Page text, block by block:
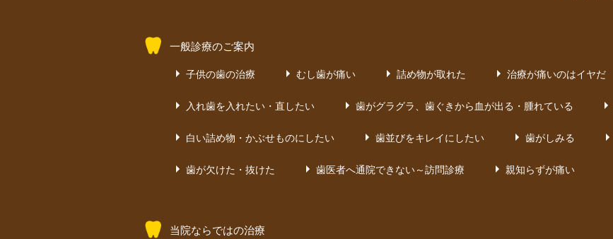
一般診療のご案内
子供の歯の治療 むし歯が痛い 詰め物が取れた 治療が痛いのはイヤだ
入れ歯を入れたい・直したい 歯がグラグラ、歯ぐきから血が出る・腫れている
白い詰め物・かぶせものにしたい 歯並びをキレイにしたい 歯がしみる
歯が欠けた・抜けた 歯医者へ通院できない～訪問診療 親知らずが痛い
当院ならではの治療